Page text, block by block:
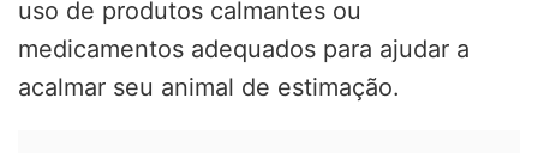
uso de produtos calmantes ou
medicamentos adequados para ajudar a
acalmar seu animal de estimação.